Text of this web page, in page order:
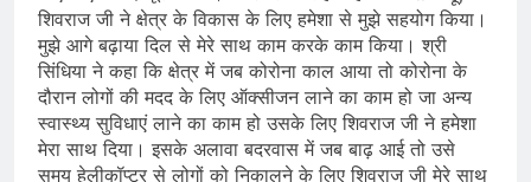
शिवराज जी ने क्षेत्र के विकास के लिए हमेशा से मुझे सहयोग किया।
मुझे आगे बढ़ाया दिल से मेरे साथ काम करके काम किया। श्री
सिंधिया ने कहा कि क्षेत्र में जब कोरोना काल आया तो कोरोना के
दौरान लोगों की मदद के लिए ऑक्सीजन लाने का काम हो जा अन्य
स्वास्थ्य सुविधाएं लाने का काम हो उसके लिए शिवराज जी ने हमेशा
मेरा साथ दिया। इसके अलावा बदरवास में जब बाढ़ आई तो उसे
समय हेलीकॉप्टर से लोगों को निकालने के लिए शिवराज जी मेरे साथ